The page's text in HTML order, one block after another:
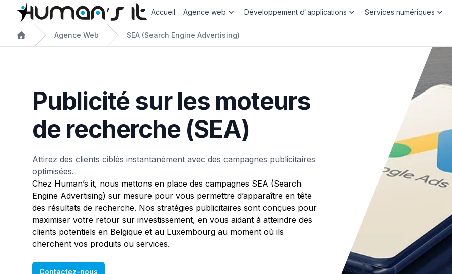
Accueil Agence web Développement d'applications Services numériques
Agence Web SEA (Search Engine Advertising)
Publicité sur les moteurs
de recherche (SEA)
Attirez des clients ciblés instantanément avec des campagnes publicitaires
optimisées.
Chez Human’s it, nous mettons en place des campagnes SEA (Search
Engine Advertising) sur mesure pour vous permettre d’apparaître en tête
des résultats de recherche. Nos stratégies publicitaires sont conçues pour
maximiser votre retour sur investissement, en vous aidant à atteindre des
clients potentiels en Belgique et au Luxembourg au moment où ils
cherchent vos produits ou services.
Contactez-nous